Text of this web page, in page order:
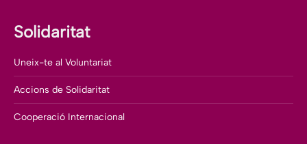
Solidaritat
Uneix-te al Voluntariat
Accions de Solidaritat
Cooperació Internacional